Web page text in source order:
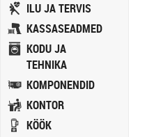
ILU JA TERVIS
KASSASEADMED
KODU JA
TEHNIKA
KOMPONENDID
KONTOR
KÖÖK